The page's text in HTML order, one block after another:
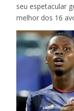
seu espetacular
melhor dos 16